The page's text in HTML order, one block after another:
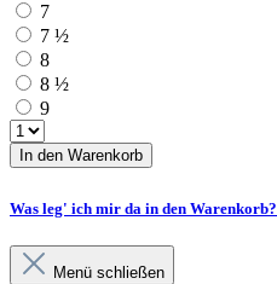
7
7 ½
8
8 ½
9
In den Warenkorb
Was leg' ich mir da in den Warenkorb?
Menü schließen